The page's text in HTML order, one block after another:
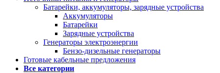
Батарейки, аккумуляторы, зарядные устройства
Аккумуляторы
Батарейки
Зарядные устройства
Генераторы электроэнергии
Бензо-дизельные генераторы
Готовые кабельные предложения
Все категории